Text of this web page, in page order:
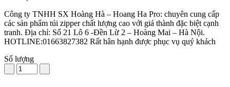
Công ty TNHH SX Hoàng Hà – Hoang Ha Pro: chuyên cung cấp
các sản phẩm túi zipper chất lượng cao với giá thành đặc biệt cạnh
tranh. Địa chỉ: Số 21 Lô 6 -Đền Lừ 2 – Hoàng Mai – Hà Nội.
HOTLINE:01663827382 Rất hân hạnh được phục vụ quý khách
Số lượng